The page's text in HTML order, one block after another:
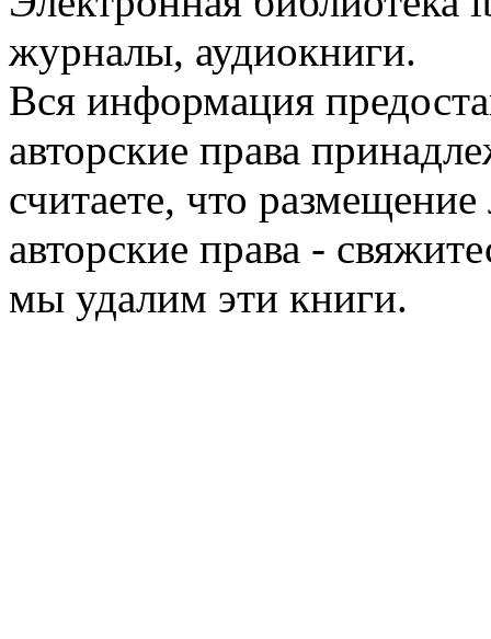
журналы, аудиокниги.
Вся информация
авторские права
считаете, что
авторские права -
мы удалим эти книги.